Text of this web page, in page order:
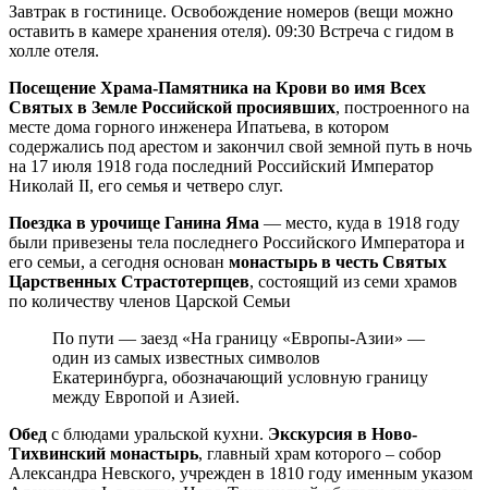
Завтрак в гостинице. Освобождение номеров (вещи можно
оставить в камере хранения отеля). 09:30 Встреча с гидом в
холле отеля.
Посещение Храма-Памятника на Крови во имя Всех
Святых в Земле Российской просиявших, построенного на
месте дома горного инженера Ипатьева, в котором
содержались под арестом и закончил свой земной путь в ночь
на 17 июля 1918 года последний Российский Император
Николай II, его семья и четверо слуг.
Поездка в урочище Ганина Яма — место, куда в 1918 году
были привезены тела последнего Российского Императора и
его семьи, а сегодня основан монастырь в честь Святых
Царственных Страстотерпцев, состоящий из семи храмов
по количеству членов Царской Семьи
По пути — заезд «На границу «Европы-Азии» —
один из самых известных символов
Екатеринбурга, обозначающий условную границу
между Европой и Азией.
Обед с блюдами уральской кухни. Экскурсия в Ново-
Тихвинский монастырь, главный храм которого – собор
Александра Невского, учрежден в 1810 году именным указом